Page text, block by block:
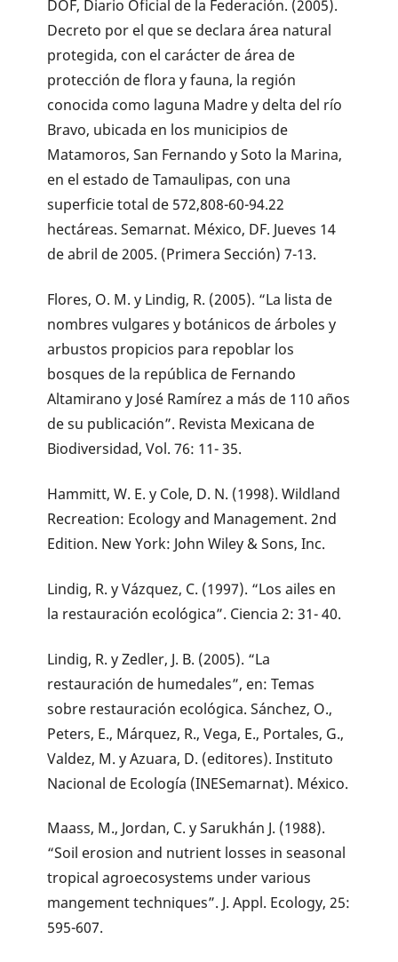
DOF, Diario Oficial de la Federación. (2005).
Decreto por el que se declara área natural
protegida, con el carácter de área de
protección de flora y fauna, la región
conocida como laguna Madre y delta del río
Bravo, ubicada en los municipios de
Matamoros, San Fernando y Soto la Marina,
en el estado de Tamaulipas, con una
superficie total de 572,808-60-94.22
hectáreas. Semarnat. México, DF. Jueves 14
de abril de 2005. (Primera Sección) 7-13.
Flores, O. M. y Lindig, R. (2005). “La lista de
nombres vulgares y botánicos de árboles y
arbustos propicios para repoblar los
bosques de la república de Fernando
Altamirano y José Ramírez a más de 110 años
de su publicación”. Revista Mexicana de
Biodiversidad, Vol. 76: 11- 35.
Hammitt, W. E. y Cole, D. N. (1998). Wildland
Recreation: Ecology and Management. 2nd
Edition. New York: John Wiley & Sons, Inc.
Lindig, R. y Vázquez, C. (1997). “Los ailes en
la restauración ecológica”. Ciencia 2: 31- 40.
Lindig, R. y Zedler, J. B. (2005). “La
restauración de humedales”, en: Temas
sobre restauración ecológica. Sánchez, O.,
Peters, E., Márquez, R., Vega, E., Portales, G.,
Valdez, M. y Azuara, D. (editores). Instituto
Nacional de Ecología (INESemarnat). México.
Maass, M., Jordan, C. y Sarukhán J. (1988).
“Soil erosion and nutrient losses in seasonal
tropical agroecosystems under various
mangement techniques”. J. Appl. Ecology, 25:
595-607.